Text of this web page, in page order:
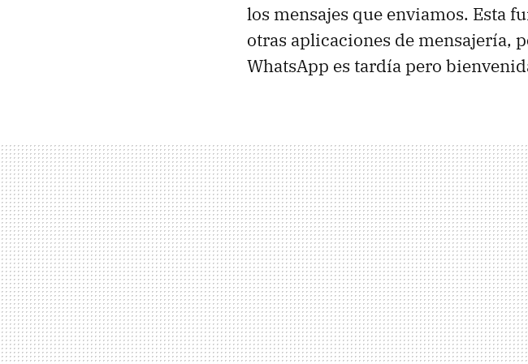
los mensajes que enviamos. Esta
otras aplicaciones de mensajería,
WhatsApp es tardía pero